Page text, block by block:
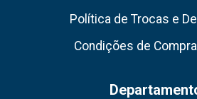
Política de Trocas e
Condições de